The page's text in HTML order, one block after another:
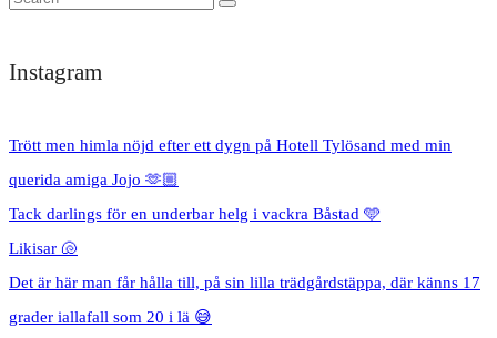
Instagram
Trött men himla nöjd efter ett dygn på Hotell Tylösand med min
querida amiga Jojo 🫶🏼
Tack darlings för en underbar helg i vackra Båstad 🩵
Likisar 🐚
Det är här man får hålla till, på sin lilla trädgårdstäppa, där känns 17
grader iallafall som 20 i lä 😅